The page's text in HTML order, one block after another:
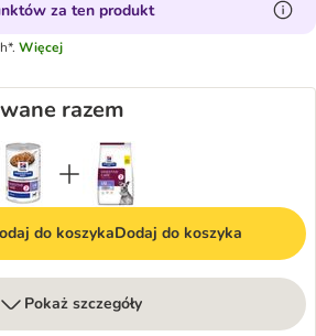
za ten produkt
Więcej
razem
do koszykaDodaj do koszyka
Pokaż szczegóły